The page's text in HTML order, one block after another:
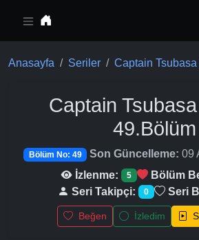
Anasayfa Seriler Captain
Captain
49.Bölüm
Bölüm No: 49 Son Güncelleme: 09
İzlenme:
5 Bölüm
Seri Takipçi: 0 Seri
Beğen İzledim